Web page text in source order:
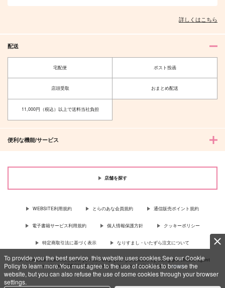
To provide you the best service, this website uses cookies.See our Cookie
Policy to learn more.You must agree to the use of cookies to browse the
website, but you can also refuse the use of some cookies through your browser
settings.
詳しくはこちら
配送
宅配便 ポスト投函
店頭受取 おまとめ配送
11,000円（税込）以上で送料当社負担
便利な機能/サービス
店舗を探す
WEBSITE利用規約 とらのあな会員規約 通信販売ポイント規約
電子書籍サービス利用規約 個人情報保護方針 クッキーポリシー
特定商取引法に基づく表示 なりすまし・いたずら注文について
For Overseas customer, now you can ship your purchases by using purchases agent
services “AOCS”! Click {more…} for more information …more